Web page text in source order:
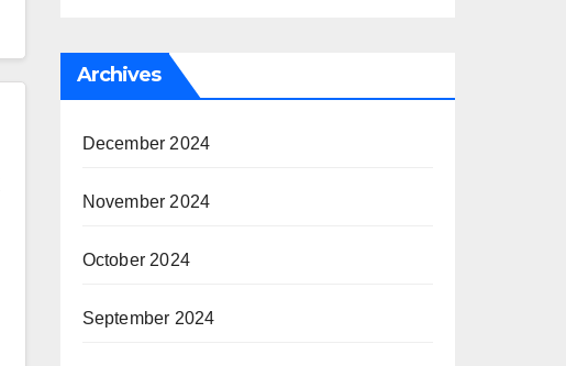
Archives
December 2024
November 2024
October 2024
September 2024